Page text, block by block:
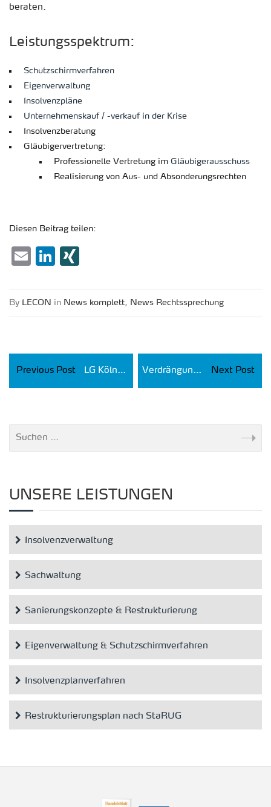
be­ra­ten.
Leis­tungs­spek­trum:
Schutz­schirm­ver­fah­ren
Ei­gen­ver­wal­tung
In­sol­venz­plä­ne
Un­ter­neh­mens­kauf / -ver­kauf in der Krise
In­sol­venz­be­ra­tung
Gläu­bi­ger­ver­tre­tung:
Pro­fes­sio­nel­le Ver­tre­tung im Gläu­bi­ger­aus­schuss
Rea­li­sie­rung von Aus- und Ab­son­de­rungs­rech­ten
Die­sen Bei­trag tei­len:
EmailLinkedIn
By LECON in News kom­plett, News Rechts­spre­chung
Previous Post LG Köln: Bayer 04 Leverkusen muss ca. 16 Mio. € an Sponsorengelder zurückzahlen Next Post
Verdrängungswettbewerb bei Fernbus-Anbietern
UNSERE LEISTUNGEN
Insolvenzverwaltung
Sachwaltung
Sanierungskonzepte & Restrukturierung
Eigenverwaltung & Schutzschirmverfahren
Insolvenzplanverfahren
Restrukturierungsplan nach StaRUG